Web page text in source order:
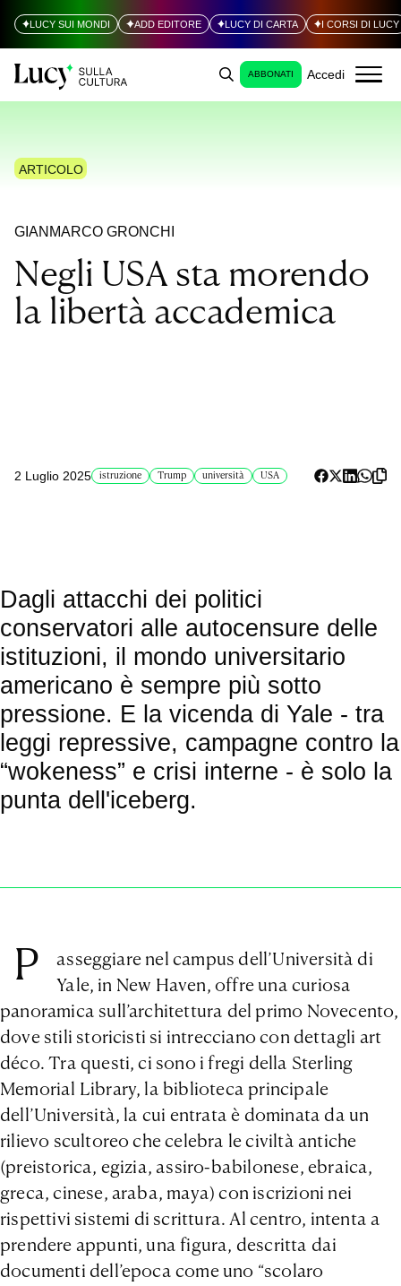
LUCY SUI MONDI ADD EDITORE LUCY DI CARTA I CORSI DI LUCY
ABBONATI Accedi
ARTICOLO
GIANMARCO GRONCHI
Negli USA sta morendo
la libertà accademica
2 Luglio 2025 istruzione Trump università USA
Dagli attacchi dei politici
conservatori alle autocensure delle
istituzioni, il mondo universitario
americano è sempre più sotto
pressione. E la vicenda di Yale - tra
leggi repressive, campagne contro la
“wokeness” e crisi interne - è solo la
punta dell'iceberg.
P
asseggiare nel campus dell’Università di
Yale, in New Haven, offre una curiosa
panoramica sull’architettura del primo Novecento,
dove stili storicisti si intrecciano con dettagli art
déco. Tra questi, ci sono i fregi della Sterling
Memorial Library, la biblioteca principale
dell’Università, la cui entrata è dominata da un
rilievo scultoreo che celebra le civiltà antiche
(preistorica, egizia, assiro-babilonese, ebraica,
greca, cinese, araba, maya) con iscrizioni nei
rispettivi sistemi di scrittura. Al centro, intenta a
prendere appunti, una figura, descritta dai
documenti dell’epoca come uno “scolaro